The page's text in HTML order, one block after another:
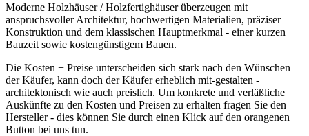
Moderne Holzhäuser / Holzfertighäuser überzeugen mit
anspruchsvoller Architektur, hochwertigen Materialien, präziser
Konstruktion und dem klassischen Hauptmerkmal - einer kurzen
Bauzeit sowie kostengünstigem Bauen.
Die Kosten + Preise unterscheiden sich stark nach den Wünschen
der Käufer, kann doch der Käufer erheblich mit-gestalten -
architektonisch wie auch preislich. Um konkrete und verläßliche
Auskünfte zu den Kosten und Preisen zu erhalten fragen Sie den
Hersteller - dies können Sie durch einen Klick auf den orangenen
Button bei uns tun.